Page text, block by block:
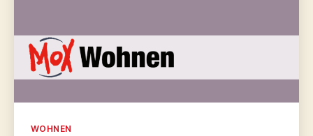
Kategorien
WOHNEN